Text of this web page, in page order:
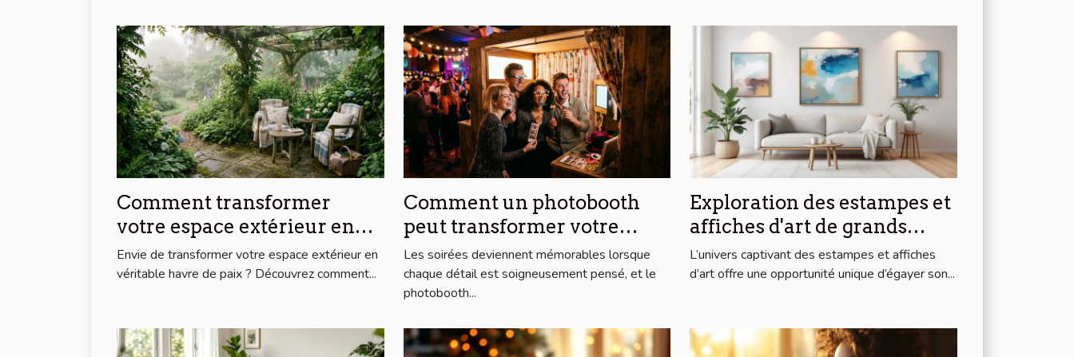
Comment transformer
votre espace extérieur en
un havre de paix ?
Envie de transformer votre espace extérieur en
véritable havre de paix ? Découvrez comment...
Comment un photobooth
peut transformer votre
soirée
Les soirées deviennent mémorables lorsque
chaque détail est soigneusement pensé, et le
photobooth...
Exploration des estampes et
affiches d'art de grands
artistes modernes à prix
abordables
L’univers captivant des estampes et affiches
d’art offre une opportunité unique d’égayer son...